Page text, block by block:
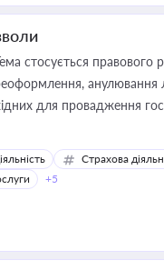
стосується правового
анулювання
для провадження
Страхова
+5